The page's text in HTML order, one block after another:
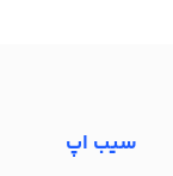
سیب اپ